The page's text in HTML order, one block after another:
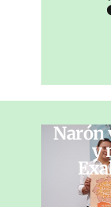
Narón
y